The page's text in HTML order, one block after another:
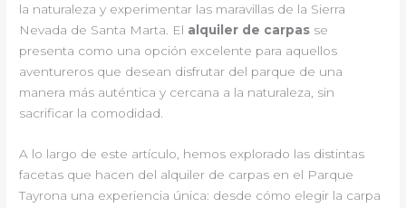
la naturaleza y experimentar las maravillas de la Sierra
Nevada de Santa Marta. El alquiler de carpas se
presenta como una opción excelente para aquellos
aventureros que desean disfrutar del parque de una
manera más auténtica y cercana a la naturaleza, sin
sacrificar la comodidad.
A lo largo de este artículo, hemos explorado las distintas
facetas que hacen del alquiler de carpas en el Parque
Tayrona una experiencia única: desde cómo elegir la carpa